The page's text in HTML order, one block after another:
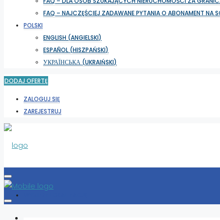
FAQ – NAJCZĘŚCIEJ ZADAWANE PYTANIA O ABONAMENT NA
POLSKI
ENGLISH (ANGIELSKI)
ESPAÑOL (HISZPAŃSKI)
УКРАЇНСЬКА (UKRAIŃSKI)
DODAJ OFERTĘ
ZALOGUJ SIĘ
ZAREJESTRUJ